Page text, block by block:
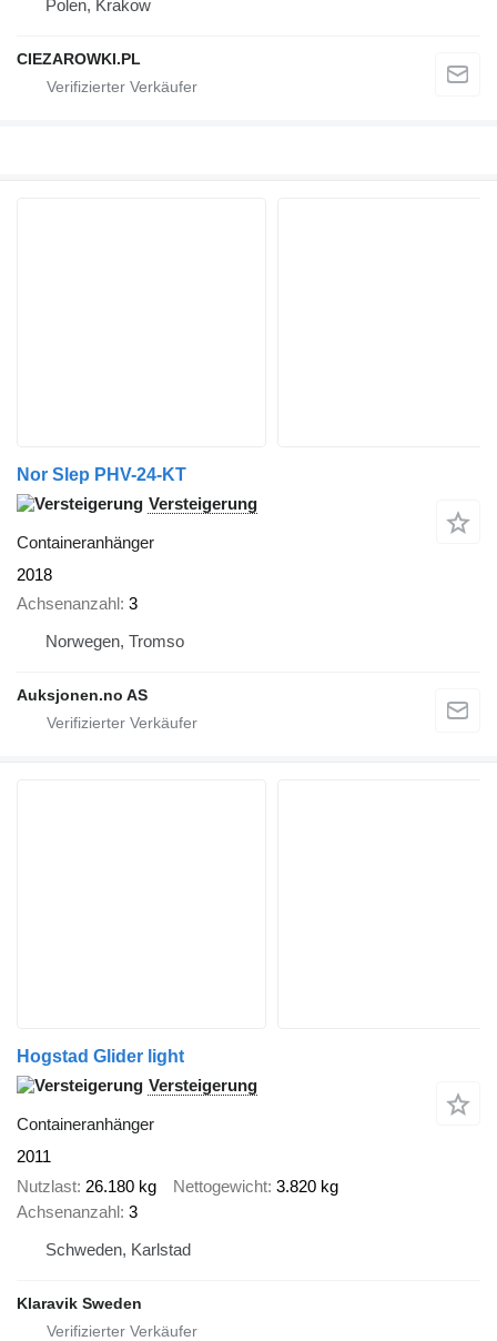
Polen, Krakow
CIEZAROWKI.PL
Nor Slep PHV-24-KT
Versteigerung
Containeranhänger
2018
Achsenanzahl 3
Norwegen, Tromso
Auksjonen.no AS
Hogstad Glider light
Versteigerung
Containeranhänger
2011
Nutzlast 26.180 kg Nettogewicht 3.820 kg
Achsenanzahl 3
Schweden, Karlstad
Klaravik Sweden